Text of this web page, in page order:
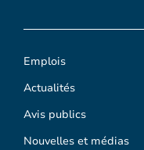
Emplois
Actualités
Avis publics
Nouvelles et médias